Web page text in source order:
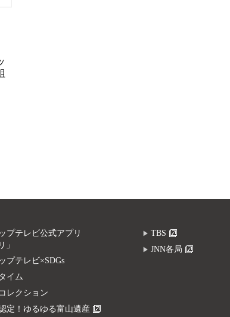
プテレビ公式アプリ
」
プテレビ×SDGs
イム
レクション
定！ゆるゆる富山遺産
TBS
JNN各局